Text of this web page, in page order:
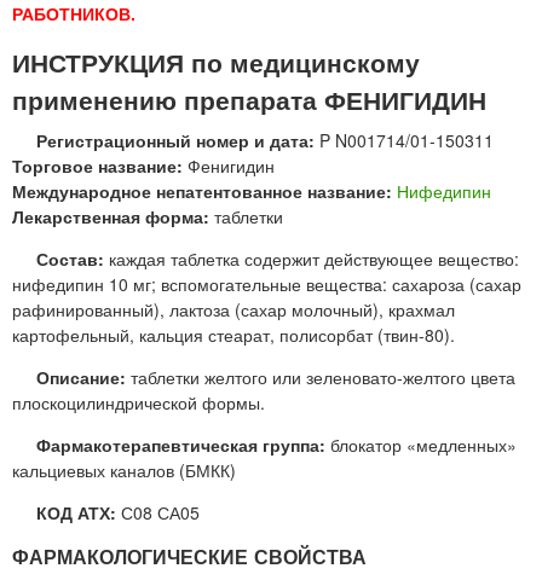
РАБОТНИКОВ.
ИНСТРУКЦИЯ по медицинскому
применению препарата ФЕНИГИДИН
Регистрационный номер и дата: P N001714/01-150311
Торговое название: Фенигидин
Международное непатентованное название: Нифедипин
Лекарственная форма: таблетки
Состав: каждая таблетка содержит действующее вещество:
нифедипин 10 мг; вспомогательные вещества: сахароза (сахар
рафинированный), лактоза (сахар молочный), крахмал
картофельный, кальция стеарат, полисорбат (твин-80).
Описание: таблетки желтого или зеленовато-желтого цвета
плоскоцилиндрической формы.
Фармакотерапевтическая группа: блокатор «медленных»
кальциевых каналов (БМКК)
КОД АТХ: С08 СА05
ФАРМАКОЛОГИЧЕСКИЕ СВОЙСТВА